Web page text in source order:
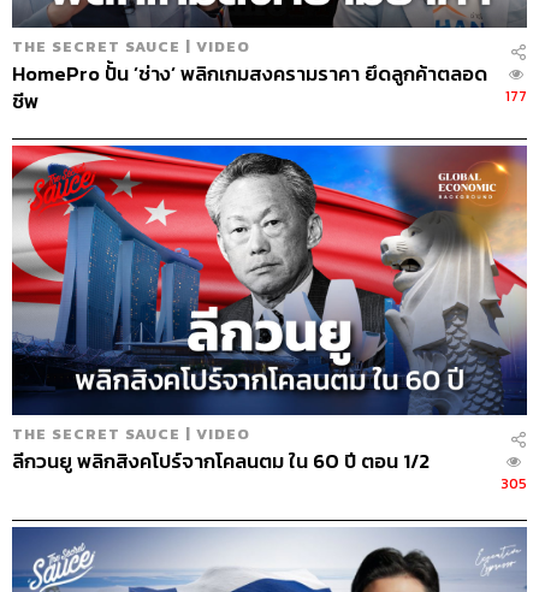
The Secret Sauce
เคน นครินทร์
โรคไต
Vantive
6.8K
ABOUT THE HOST
นครินทร์ วนกิจไพบูลย์
บรรณาธิการบริหาร สำนักข่าว THE
STANDARD วิทยากรด้านสื่อและการทำคอน
เทนต์ออนไลน์
THE SECRET SAUCE | VIDEO
HomePro ปั้น ’ช่าง’ พลิกเกมสงครามราคา ยึดลูกค้าตลอด
ชีพ
177
THE SECRET SAUCE | VIDEO
ลีกวนยู พลิกสิงคโปร์จากโคลนตม ใน 60 ปี ตอน 1/2
305